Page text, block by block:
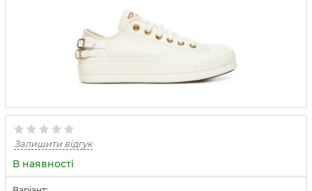
Залишити відгук
В наявності